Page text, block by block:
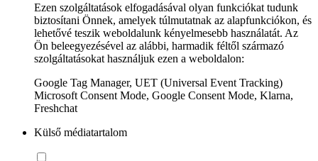
Ezen szolgáltatások elfogadásával olyan funkciókat tudunk
biztosítani Önnek, amelyek túlmutatnak az alapfunkciókon, és
lehetővé teszik weboldalunk kényelmesebb használatát. Az
Ön beleegyezésével az alábbi, harmadik féltől származó
szolgáltatásokat használjuk ezen a weboldalon:
Google Tag Manager, UET (Universal Event Tracking)
Microsoft Consent Mode, Google Consent Mode, Klarna,
Freshchat
Külső médiatartalom